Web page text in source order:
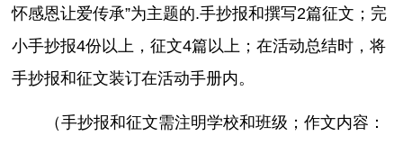
怀感恩让爱传承”为主题的.手抄报和撰写2篇征文；完
小手抄报4份以上，征文4篇以上；在活动总结时，将
手抄报和征文装订在活动手册内。
（手抄报和征文需注明学校和班级；作文内容：